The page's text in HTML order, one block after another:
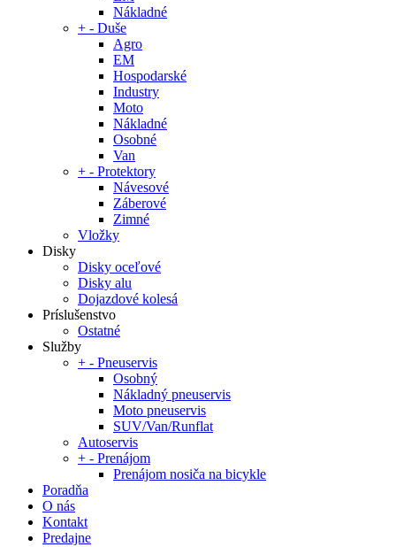
Nákladné
+ - Duše
Agro
EM
Hospodarské
Industry
Moto
Nákladné
Osobné
Van
+ - Protektory
Návesové
Záberové
Zimné
Vložky
Disky
Disky oceľové
Disky alu
Dojazdové kolesá
Príslušenstvo
Ostatné
Služby
+ - Pneuservis
Osobný
Nákladný pneuservis
Moto pneuservis
SUV/Van/Runflat
Autoservis
+ - Prenájom
Prenájom nosiča na bicykle
Poradňa
O nás
Kontakt
Predajne